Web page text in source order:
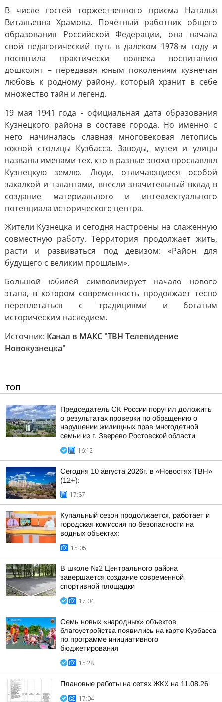
В числе гостей торжественного приема Наталья
Витальевна Храмова. Почётный работник общего
образования Российской Федерации, она начала
свой педагогический путь в далеком 1978-м году и
посвятила практически полвека воспитанию
дошколят – передавая юным поколениям кузнечан
любовь к родному району, который хранит в себе
множество тайн и легенд.
19 мая 1941 года - официальная дата образования
Кузнецкого района в составе города. Но именно с
него начиналась славная многовековая летопись
южной столицы Кузбасса. Заводы, музеи и улицы
названы именами тех, кто в разные эпохи прославлял
Кузнецкую землю. Люди, отличающиеся особой
закалкой и талантами, внесли значительный вклад в
создание материального и интеллектуального
потенциала исторического центра.
Жители Кузнецка и сегодня настроены на слаженную
совместную работу. Территория продолжает жить,
расти и развиваться под девизом: «Район для
будущего с великим прошлым».
Большой юбилей символизирует начало нового
этапа, в котором современность продолжает тесно
переплетаться с традициями и богатым
историческим наследием.
Источник: Канал в МАКС "ТВН Телевидение
Новокузнецка"
ТОП
Председатель СК России поручил доложить
о результатах проверки по обращению о
нарушении жилищных прав многодетной
семьи из г. Зверево Ростовской области
16:12
Сегодня 10 августа 2026г. в «Новостях ТВН»
(12+):
17:37
Купальный сезон продолжается, работает и
городская комиссия по безопасности на
водных объектах:
15:05
В школе №2 Центрального района
завершается создание современной
спортивной площадки
17:04
Семь новых «народных» объектов
благоустройства появились на карте Кузбасса
по программе инициативного
бюджетирования
15:28
Плановые работы на сетях ЖКХ на 11.08.26
17:04